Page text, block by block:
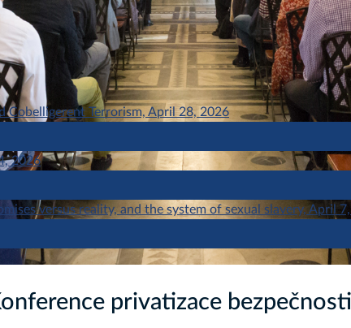
Cobelligerent Terrorism, April 28, 2026
2026
versus reality, and the system of sexual slavery, April
privatizace bezpečnosti